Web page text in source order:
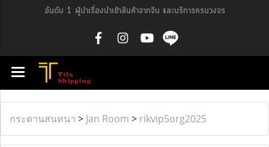
อันดับ 1 ผู้นำเรื่องนำเข้าสินค้าจากจีน และบริการครบวงจร
กระดานสนทนา > Jan Room > rikvip5org2025